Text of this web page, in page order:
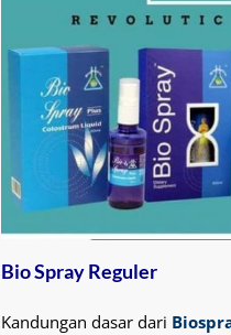
Bio Spray Reguler
Kandungan dasar dari